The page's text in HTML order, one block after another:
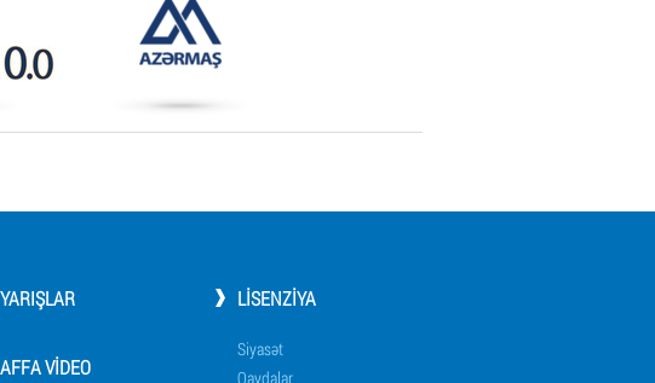
YARIŞLAR
AFFA VIDEO
LISENZIYA
Siyasət
Qaydalar